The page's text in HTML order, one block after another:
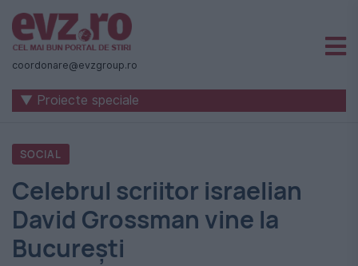
Știri
naționale
internaționale
România
-
Evenimentul
Zilei
coordonare@evzgroup.ro
▼ Proiecte speciale
SOCIAL
Celebrul scriitor israelian
David Grossman vine la
București